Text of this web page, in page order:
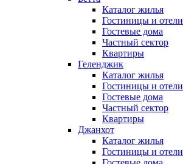
Каталог жилья
Гостиницы и отели
Гостевые дома
Частный сектор
Квартиры
Геленджик
Каталог жилья
Гостиницы и отели
Гостевые дома
Частный сектор
Квартиры
Джанхот
Каталог жилья
Гостиницы и отели